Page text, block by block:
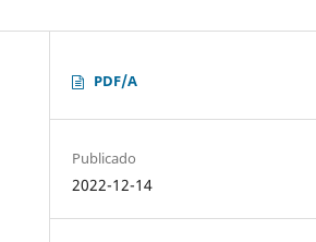
PDF/A
Publicado
2022-12-14